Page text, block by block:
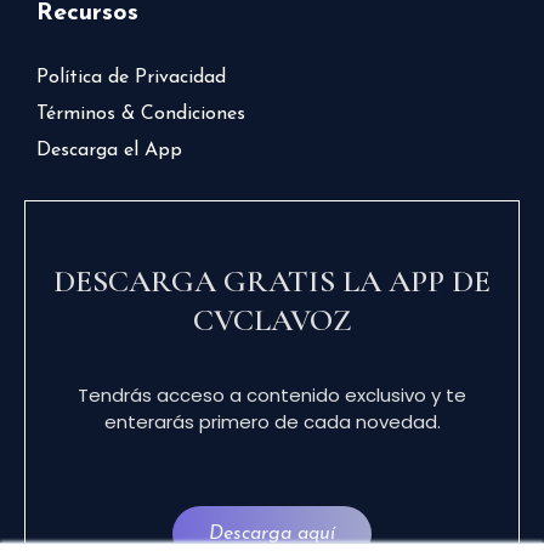
Recursos
Política de Privacidad
Términos & Condiciones
Descarga el App
DESCARGA GRATIS LA APP DE
CVCLAVOZ
Tendrás acceso a contenido exclusivo y te
enterarás primero de cada novedad.
Descarga aquí